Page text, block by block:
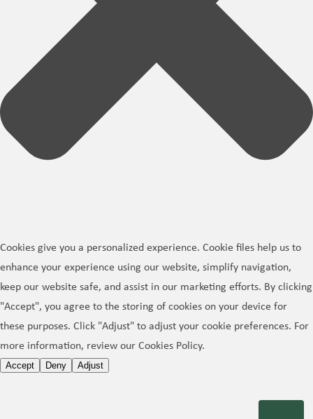
Cookies give you a personalized experience. Cookie files help us to
enhance your experience using our website, simplify navigation,
keep our website safe, and assist in our marketing efforts. By clicking
"Accept", you agree to the storing of cookies on your device for
these purposes. Click "Adjust" to adjust your cookie preferences. For
more information, review our Cookies Policy.
Accept Deny Adjust